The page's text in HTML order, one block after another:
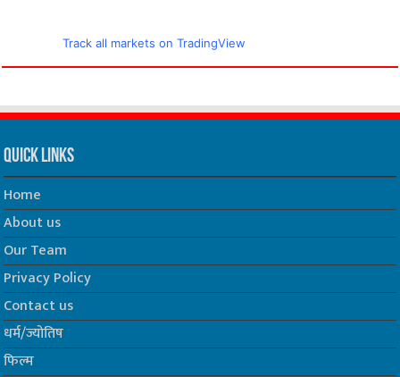
Track all markets on TradingView
Quick Links
Home
About us
Our Team
Privacy Policy
Contact us
धर्म/ज्योतिष
फिल्म